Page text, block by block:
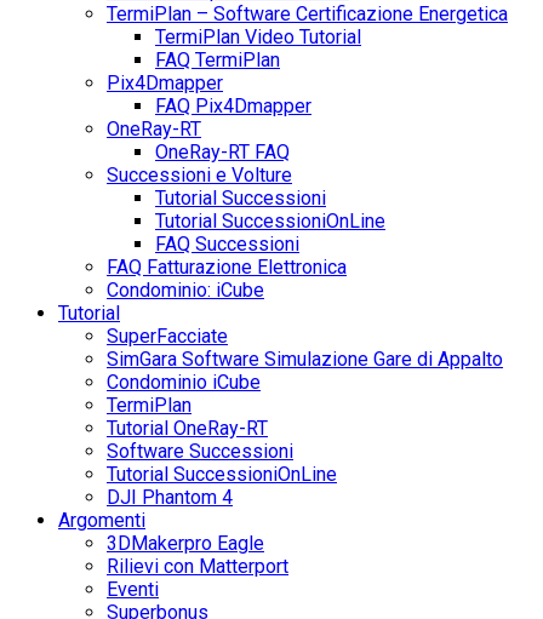
TermiPlan – Software Certificazione Energetica
TermiPlan Video Tutorial
FAQ TermiPlan
Pix4Dmapper
FAQ Pix4Dmapper
OneRay-RT
OneRay-RT FAQ
Successioni e Volture
Tutorial Successioni
Tutorial SuccessioniOnLine
FAQ Successioni
FAQ Fatturazione Elettronica
Condominio: iCube
Tutorial
SuperFacciate
SimGara Software Simulazione Gare di Appalto
Condominio iCube
TermiPlan
Tutorial OneRay-RT
Software Successioni
Tutorial SuccessioniOnLine
DJI Phantom 4
Argomenti
3DMakerpro Eagle
Rilievi con Matterport
Eventi
Superbonus